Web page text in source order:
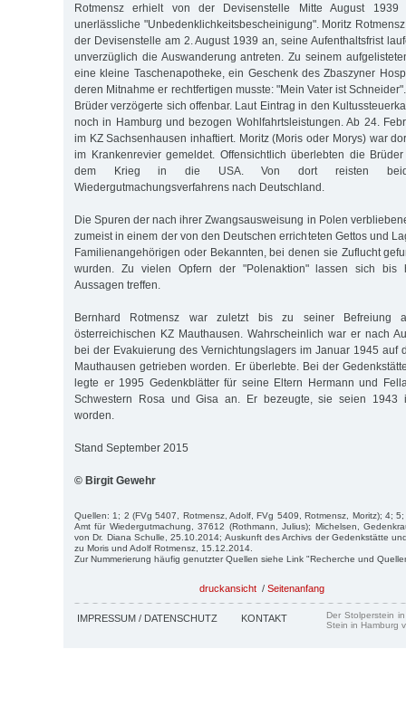
Rotmensz erhielt von der Devisenstelle Mitte August
unerlässliche "Unbedenklichkeitsbescheinigung". Moritz
der Devisenstelle am 2. August 1939 an, seine Aufenthaltsfrist
unverzüglich die Auswanderung antreten. Zu seinem
eine kleine Taschenapotheke, ein Geschenk des Zbaszyner
deren Mitnahme er rechtfertigen musste: "Mein Vater ist
Brüder verzögerte sich offenbar. Laut Eintrag in den
noch in Hamburg und bezogen Wohlfahrtsleistungen. Ab 24.
im KZ Sachsenhausen inhaftiert. Moritz (Moris oder Morys) war
im Krankenrevier gemeldet. Offensichtlich überlebten die
dem Krieg in die USA. Von dort reisten
Wiedergutmachungsverfahrens nach Deutschland.
Die Spuren der nach ihrer Zwangsausweisung in Polen
zumeist in einem der von den Deutschen errichteten Gettos und
Familienangehörigen oder Bekannten, bei denen sie Zuflucht
wurden. Zu vielen Opfern der "Polenaktion" lassen sich bis
Aussagen treffen.
Bernhard Rotmensz war zuletzt bis zu seiner
österreichischen KZ Mauthausen. Wahrscheinlich war er nach
bei der Evakuierung des Vernichtungslagers im Januar 1945 auf
Mauthausen getrieben worden. Er überlebte. Bei der
legte er 1995 Gedenkblätter für seine Eltern Hermann und
Schwestern Rosa und Gisa an. Er bezeugte, sie seien 1943
worden.
Stand September 2015
© Birgit Gewehr
Quellen: 1; 2 (FVg 5407, Rotmensz, Adolf, FVg 5409, Rotmensz, Moritz); 4;
Amt für Wiedergutmachung, 37612 (Rothmann, Julius); Michelsen,
von Dr. Diana Schulle, 25.10.2014; Auskunft des Archivs der Gedenkstätte
zu Moris und Adolf Rotmensz, 15.12.2014.
Zur Nummerierung häufig genutzter Quellen siehe Link "Recherche und
druckansicht / Seitenanfang
IMPRESSUM / DATENSCHUTZ KONTAKT
Der Stolperstein
Stein in Hamburg